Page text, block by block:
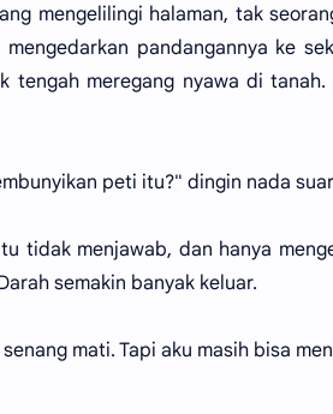
mengelilingi halaman, tak
pandangannya ke
tengah meregang nyawa di
peti itu?" dingin nada
tidak menjawab, dan hanya
semakin banyak keluar.
mati. Tapi aku masih bisa